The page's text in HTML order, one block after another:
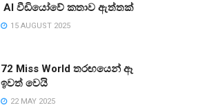
AI වීඩියෝවේ කතාව ඇත්තක්
15 AUGUST 2025
72 Miss World තරඟයෙන් ඈ
ඉවත් වෙයි
22 MAY 2025